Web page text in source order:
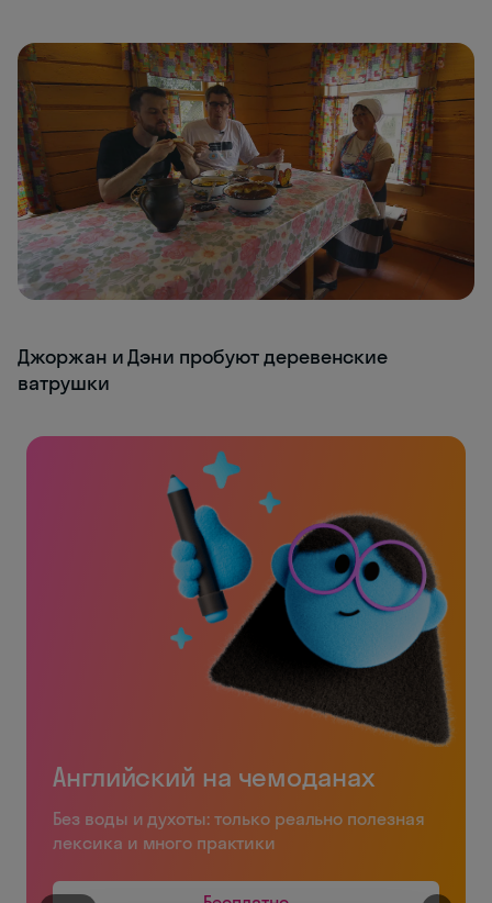
Джоржан и Дэни пробуют деревенские
ватрушки
Английский на чемоданах
Без воды и духоты: только реально полезная
лексика и много практики